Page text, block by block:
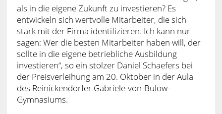
als in die eigene Zukunft zu investieren? Es
entwickeln sich wertvolle Mitarbeiter, die sich
stark mit der Firma identifizieren. Ich kann nur
sagen: Wer die besten Mitarbeiter haben will, der
sollte in die eigene betriebliche Ausbildung
investieren“, so ein stolzer Daniel Schaefers bei
der Preisverleihung am 20. Oktober in der Aula
des Reinickendorfer Gabriele-von-Bülow-
Gymnasiums.